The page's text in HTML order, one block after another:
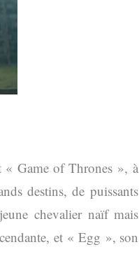
« Game of Thrones », à
destins, de puissants
chevalier naïf mais
et « Egg », son